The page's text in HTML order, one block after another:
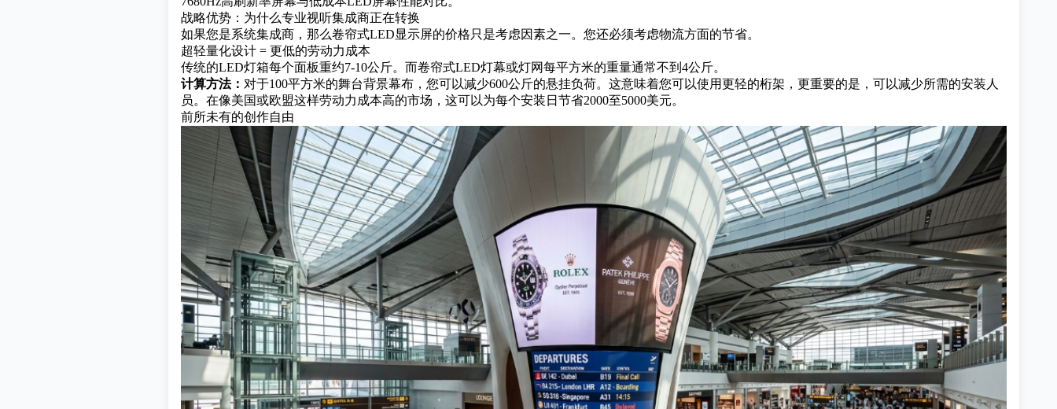
战略优势：为什么专业视听集成商正在转换
如果您是系统集成商，那么卷帘式LED显示屏的价格只是考虑因素之一。您还必须考虑物流方面的节省。
超轻量化设计 = 更低的劳动力成本
传统的LED灯箱每个面板重约7-10公斤。而卷帘式LED灯幕或灯网每平方米的重量通常不到4公斤。
计算方法： 对于100平方米的舞台背景幕布，您可以减少600公斤的悬挂负荷。这意味着您可以使用更轻的桁架，更重要的是，可以减少所需的安装人
员。在像美国或欧盟这样劳动力成本高的市场，这可以为每个安装日节省2000至5000美元。
前所未有的创作自由